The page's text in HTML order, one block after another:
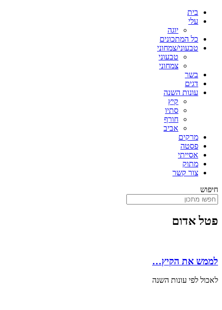
בית
עלי
יוגה
כל המתכונים
טבעוני/צמחוני
טבעוני
צמחוני
בשר
דגים
עונות השנה
קיץ
סתיו
חורף
אביב
מרקים
פסטה
אסייתי
מתוק
צור קשר
חיפוש
פטל אדום
לממש את הקיץ…
לאכול לפי עונות השנה